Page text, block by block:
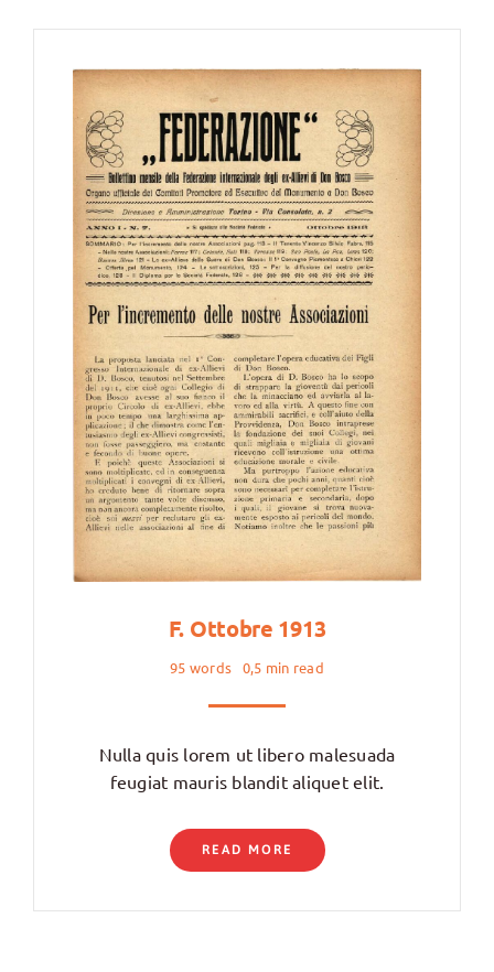
F. Ottobre 1913
95 words 0,5 min read
Nulla quis lorem ut libero malesuada
feugiat mauris blandit aliquet elit.
READ MORE